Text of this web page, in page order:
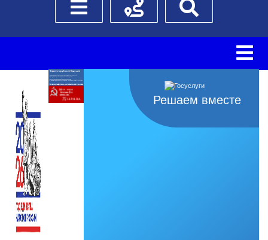
Боковое менюСхема проезда
Решаем вместе